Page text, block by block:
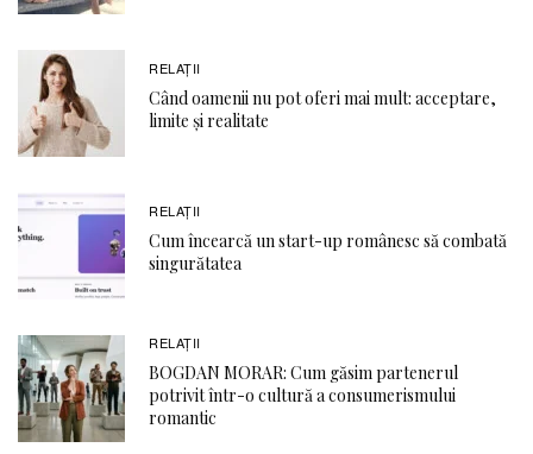
RELAŢII
Când oamenii nu pot oferi mai mult: acceptare,
limite și realitate
RELAŢII
Cum încearcă un start-up românesc să combată
singurătatea
RELAŢII
BOGDAN MORAR: Cum găsim partenerul
potrivit într-o cultură a consumerismului
romantic